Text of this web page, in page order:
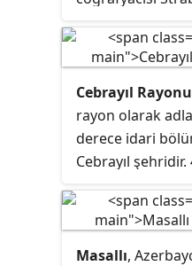
Cebrayıl Rayonu
rayon olarak
derece idari
Cebrayıl
tarafından
kurtarılmıştır.
Masallı,